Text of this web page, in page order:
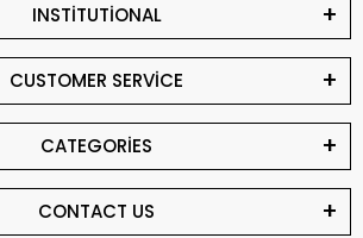
INSTİTUTİONAL
CUSTOMER SERVİCE
CATEGORİES
CONTACT US